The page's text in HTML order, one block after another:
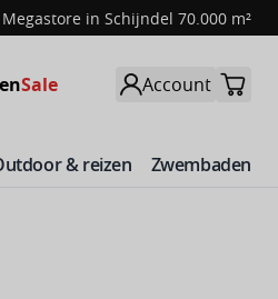
Megastore in Schijndel 70.000 m²
Sale Account
& reizen Zwembaden